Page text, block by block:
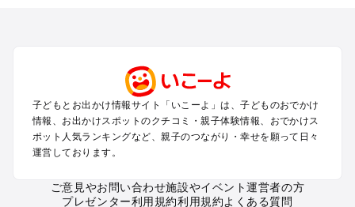
関西のプールおでかけ
中国･四国のプールおでかけ
九州･沖縄のプールおでかけ
定番お出かけスポット
子どもとお出かけ情報サイト「いこーよ」は、子どものおでかけ
情報、お出かけスポットのクチコミ・親子体験情報、おでかけス
ポット人気ランキングなど、親子のつながり・幸せを願って日々
運営しております。
ご意見やお問い合わせ施設やイベント運営者の方
プレゼンター利用規約利用規約よくある質問